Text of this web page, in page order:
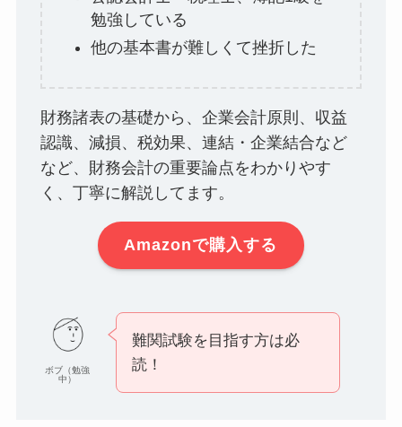
勉強している
他の基本書が難しくて挫折した
財務諸表の基礎から、企業会計原則、収益
認識、減損、税効果、連結・企業結合など
など、財務会計の重要論点をわかりやす
く、丁寧に解説してます。
Amazonで購入する
ボブ（勉強
中）
難関試験を目指す方は必
読！